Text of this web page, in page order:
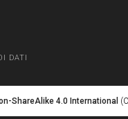
DATI
ShareAlike 4.0 International